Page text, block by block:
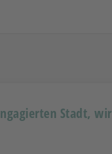
Stadt,